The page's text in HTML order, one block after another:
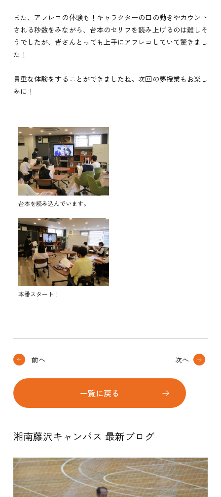
また、アフレコの体験も！キャラクターの口の動きやカウント
される秒数をみながら、台本のセリフを読み上げるのは難しそ
うでしたが、皆さんとっても上手にアフレコしていて驚きまし
た！
貴重な体験をすることができましたね。次回の夢授業もお楽し
みに！
台本を読み込んでいます。
本番スタート！
前へ
一覧に戻る
次へ
湘南藤沢キャンパス 最新ブログ